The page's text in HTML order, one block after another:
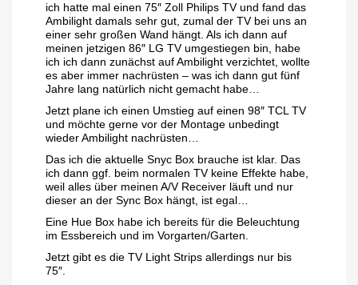
ich hatte mal einen 75″ Zoll Philips TV und fand das
Ambilight damals sehr gut, zumal der TV bei uns an
einer sehr großen Wand hängt. Als ich dann auf
meinen jetzigen 86″ LG TV umgestiegen bin, habe
ich ich dann zunächst auf Ambilight verzichtet, wollte
es aber immer nachrüsten – was ich dann gut fünf
Jahre lang natürlich nicht gemacht habe…
Jetzt plane ich einen Umstieg auf einen 98″ TCL TV
und möchte gerne vor der Montage unbedingt
wieder Ambilight nachrüsten…
Das ich die aktuelle Snyc Box brauche ist klar. Das
ich dann ggf. beim normalen TV keine Effekte habe,
weil alles über meinen A/V Receiver läuft und nur
dieser an der Sync Box hängt, ist egal…
Eine Hue Box habe ich bereits für die Beleuchtung
im Essbereich und im Vorgarten/Garten.
Jetzt gibt es die TV Light Strips allerdings nur bis
75″.